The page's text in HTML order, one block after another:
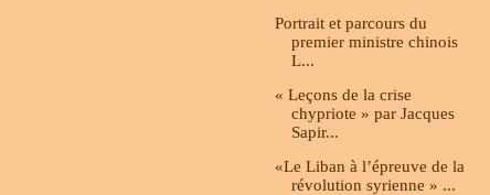
Portrait et parcours du
premier ministre chinois
L...
« Leçons de la crise
chypriote » par Jacques
Sapir...
«Le Liban à l’épreuve de la
révolution syrienne » ...